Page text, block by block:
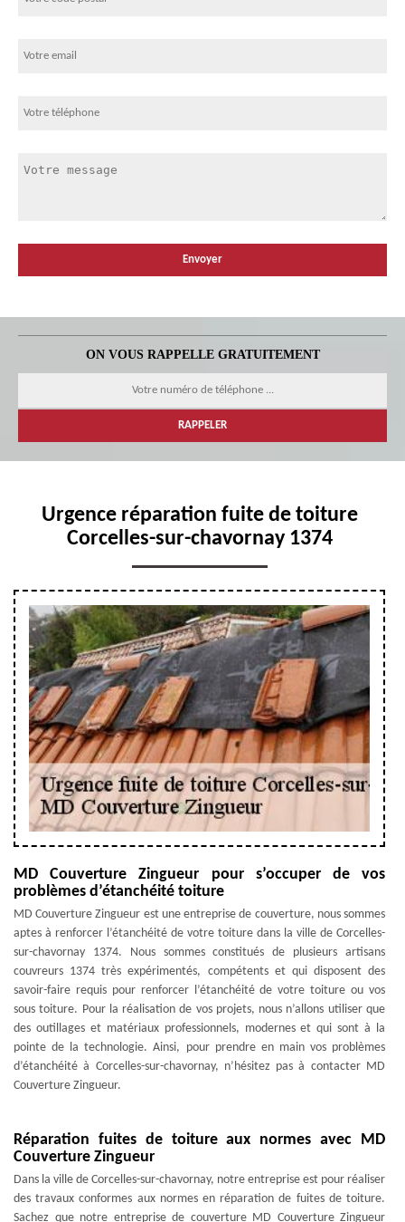
ON VOUS RAPPELLE GRATUITEMENT
Urgence réparation fuite de toiture
Corcelles-sur-chavornay 1374
MD Couverture Zingueur pour s’occuper de vos
problèmes d’étanchéité toiture
MD Couverture Zingueur est une entreprise de couverture, nous sommes
aptes à renforcer l’étanchéité de votre toiture dans la ville de Corcelles-
sur-chavornay 1374. Nous sommes constitués de plusieurs artisans
couvreurs 1374 très expérimentés, compétents et qui disposent des
savoir-faire requis pour renforcer l’étanchéité de votre toiture ou vos
sous toiture. Pour la réalisation de vos projets, nous n’allons utiliser que
des outillages et matériaux professionnels, modernes et qui sont à la
pointe de la technologie. Ainsi, pour prendre en main vos problèmes
d’étanchéité à Corcelles-sur-chavornay, n’hésitez pas à contacter MD
Couverture Zingueur.
Réparation fuites de toiture aux normes avec MD
Couverture Zingueur
Dans la ville de Corcelles-sur-chavornay, notre entreprise est pour réaliser
des travaux conformes aux normes en réparation de fuites de toiture.
Sachez que notre entreprise de couverture MD Couverture Zingueur